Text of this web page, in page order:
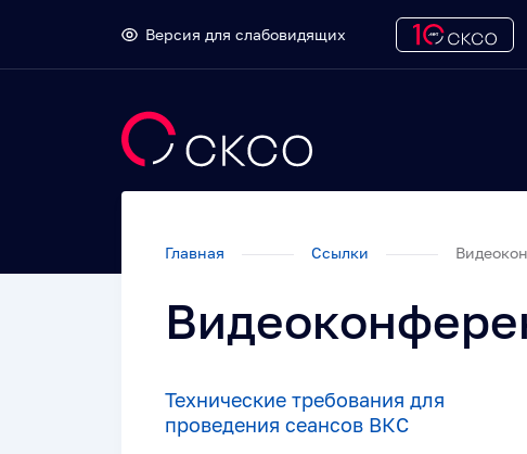
Версия для слабовидящих
Главная Ссылки
Технические требования для
проведения сеансов ВКС